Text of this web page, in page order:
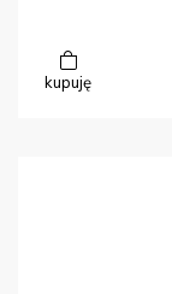
kupuję